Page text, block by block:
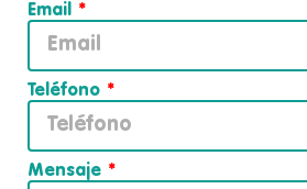
Email
Teléfono
Mensaje